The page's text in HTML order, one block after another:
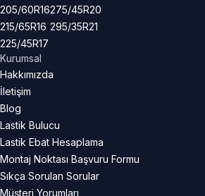
205/60R16
215/65R16
225/45R17
275/45R20
295/35R21
Kurumsal
Hakkımızda
İletişim
Blog
Lastik Bulucu
Lastik Ebat Hesaplama
Montaj Noktası Başvuru Formu
Sıkça Sorulan Sorular
Müşteri Yorumları